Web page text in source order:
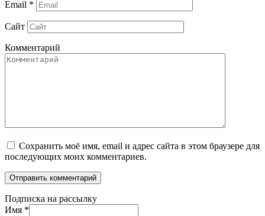
Email *
Сайт
Комментарий
Сохранить моё имя, email и адрес сайта в этом браузере для
последующих моих комментариев.
Подписка на рассылку
Имя *